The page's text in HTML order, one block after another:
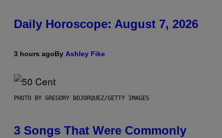
Daily Horoscope: August 7, 2026
3 hours agoBy Ashley Fike
PHOTO BY GREGORY BOJORQUEZ/GETTY IMAGES
3 Songs That Were Commonly